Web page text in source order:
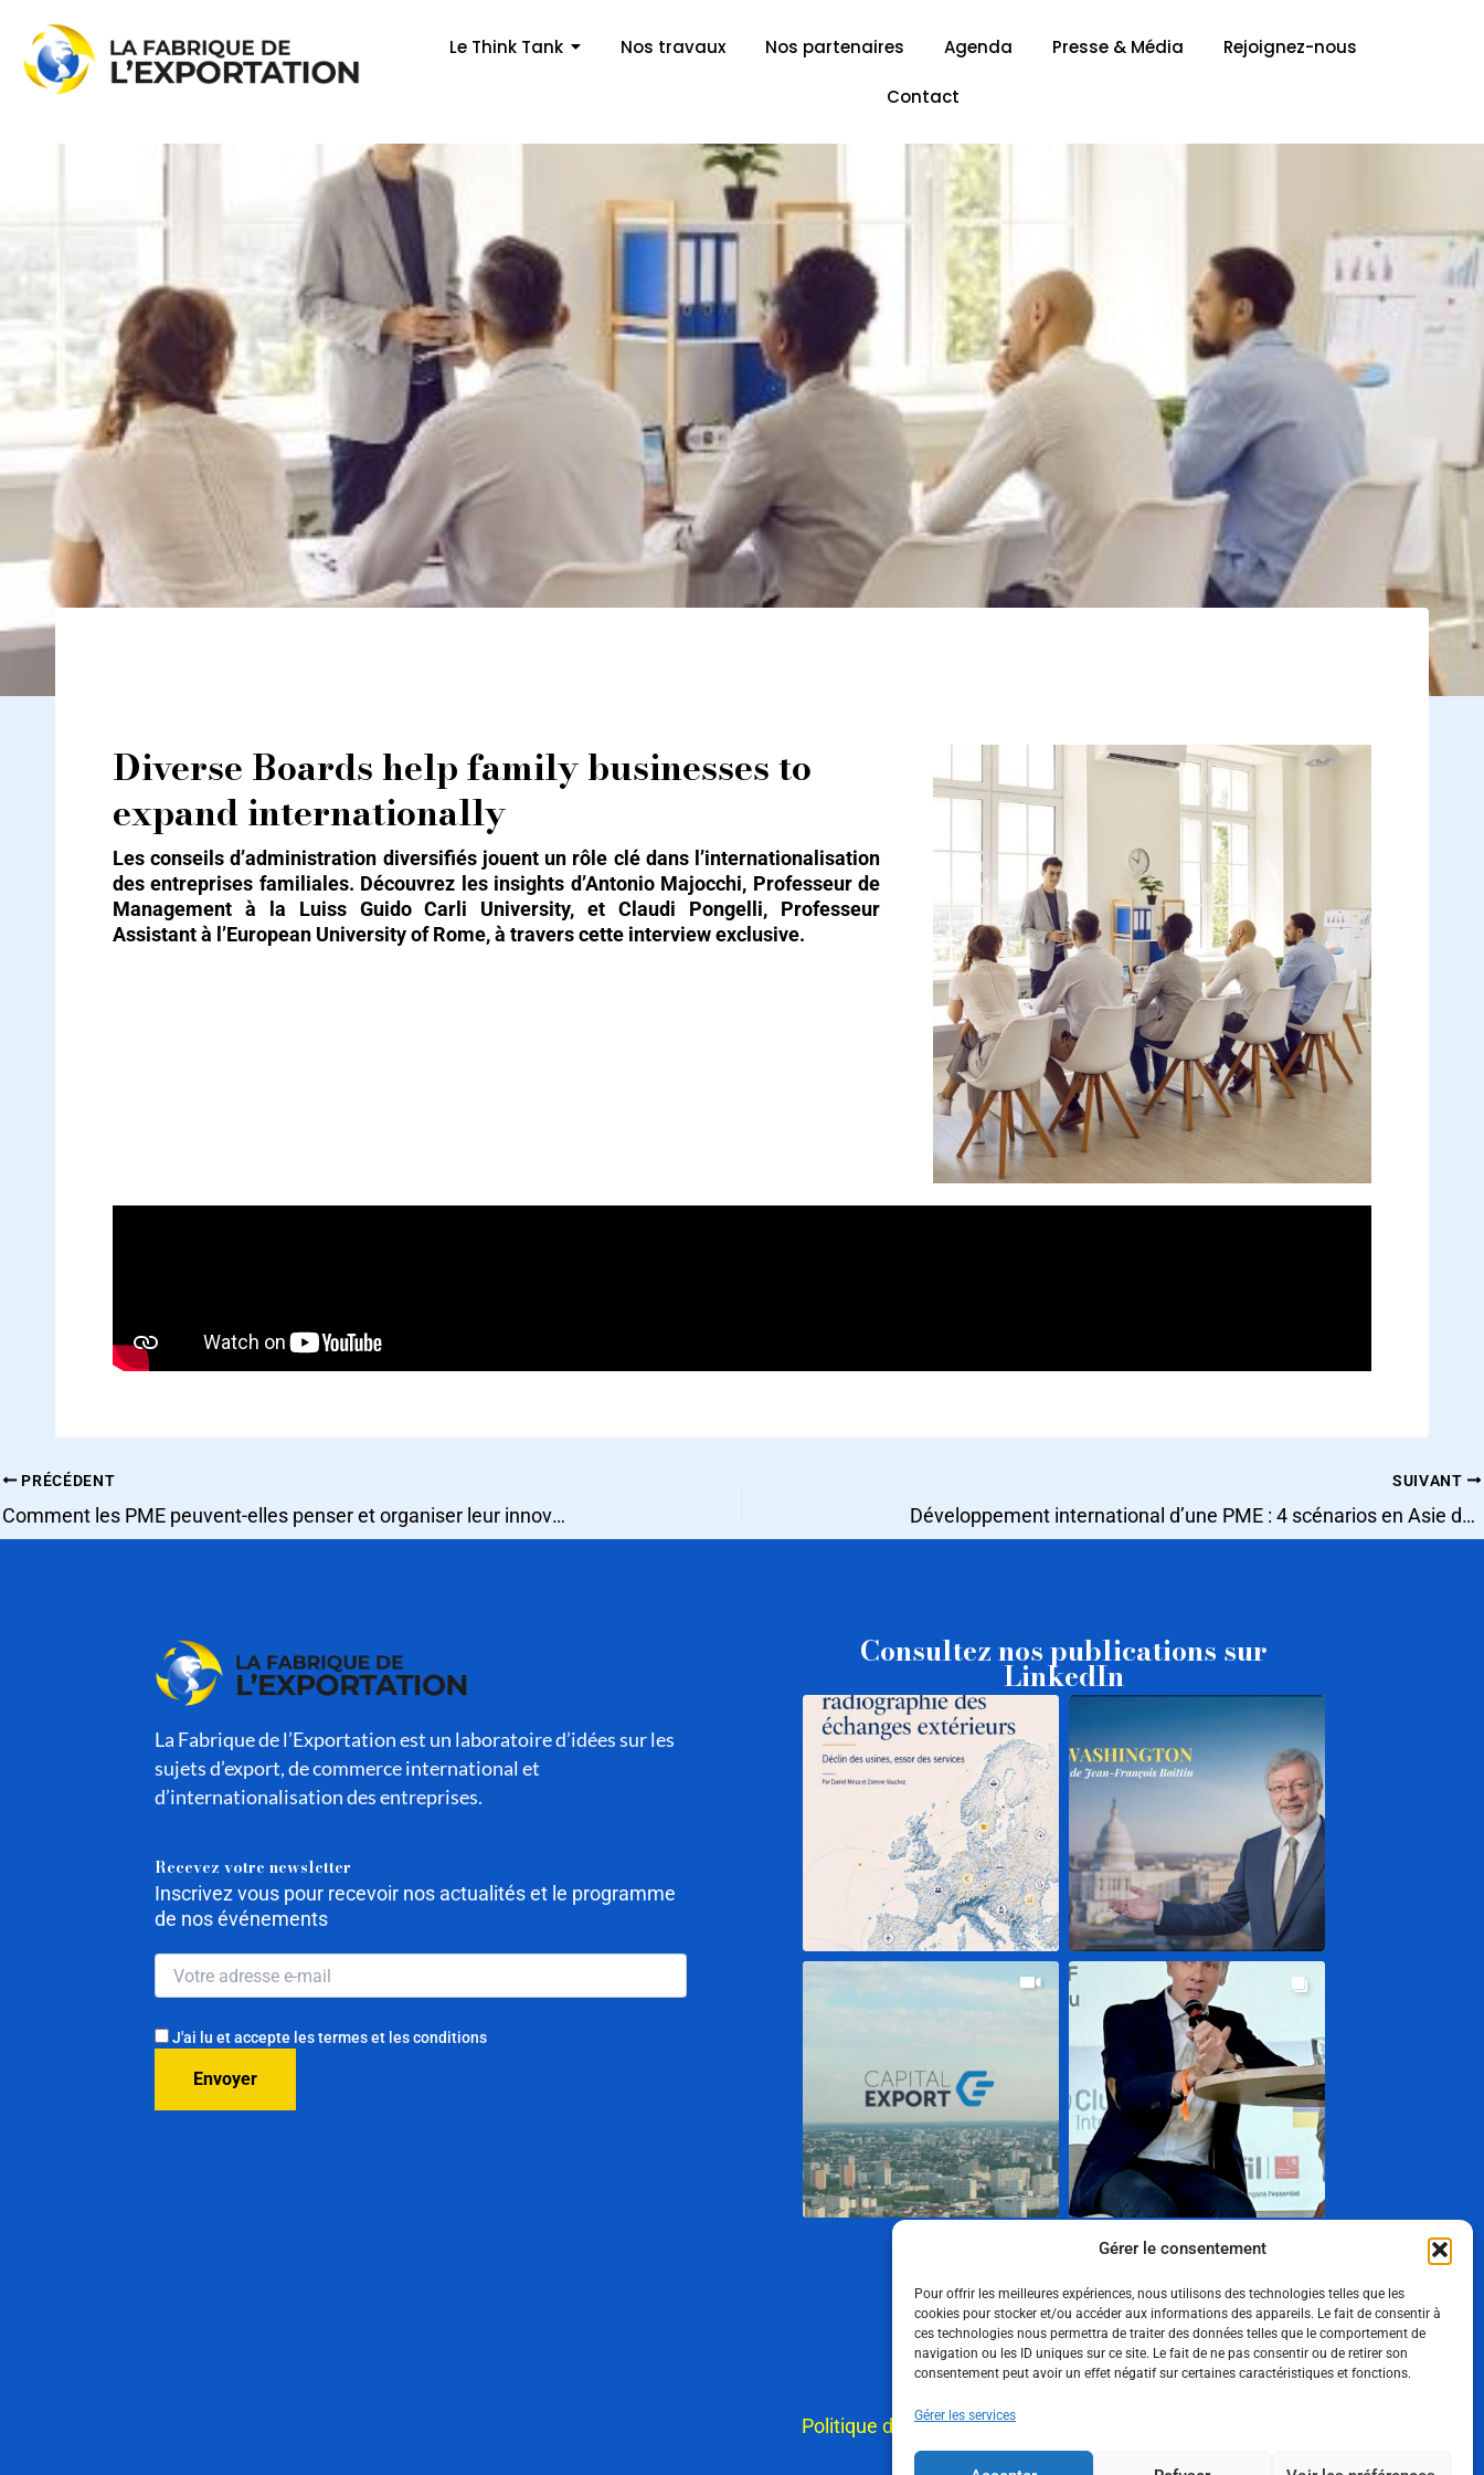
Gérer le consentement
Pour offrir les meilleures expériences, nous utilisons des technologies telles que les
cookies pour stocker et/ou accéder aux informations des appareils. Le fait de consentir à
ces technologies nous permettra de traiter des données telles que le comportement de
navigation ou les ID uniques sur ce site. Le fait de ne pas consentir ou de retirer son
consentement peut avoir un effet négatif sur certaines caractéristiques et fonctions.
Gérer les services
contenu
Le Think Tank Nos travaux Nos partenaires Agenda Presse & Média Rejoignez-nous
Contact
Diverse Boards help family businesses to
expand internationally
Les conseils d’administration diversifiés jouent un rôle clé dans l’internationalisation
des entreprises familiales. Découvrez les insights d’Antonio Majocchi, Professeur de
Management à la Luiss Guido Carli University, et Claudi Pongelli, Professeur
Assistant à l’European University of Rome, à travers cette interview exclusive.
PRÉCÉDENT
Comment les PME peuvent-elles penser et organiser leur innovation dans un contexte d’internationalisation ?
SUIVANT
Développement international d’une PME : 4 scénarios en Asie du Sud-Est
La Fabrique de l’Exportation est un laboratoire d’idées sur les
sujets d’export, de commerce international et
d’internationalisation des entreprises.
Recevez votre newsletter
Inscrivez vous pour recevoir nos actualités et le programme
de nos événements
J'ai lu et accepte les termes et les conditions
Consultez nos publications sur
LinkedIn
Suivez-nous
Politique de cookiesPolitique de confidentialité
légales